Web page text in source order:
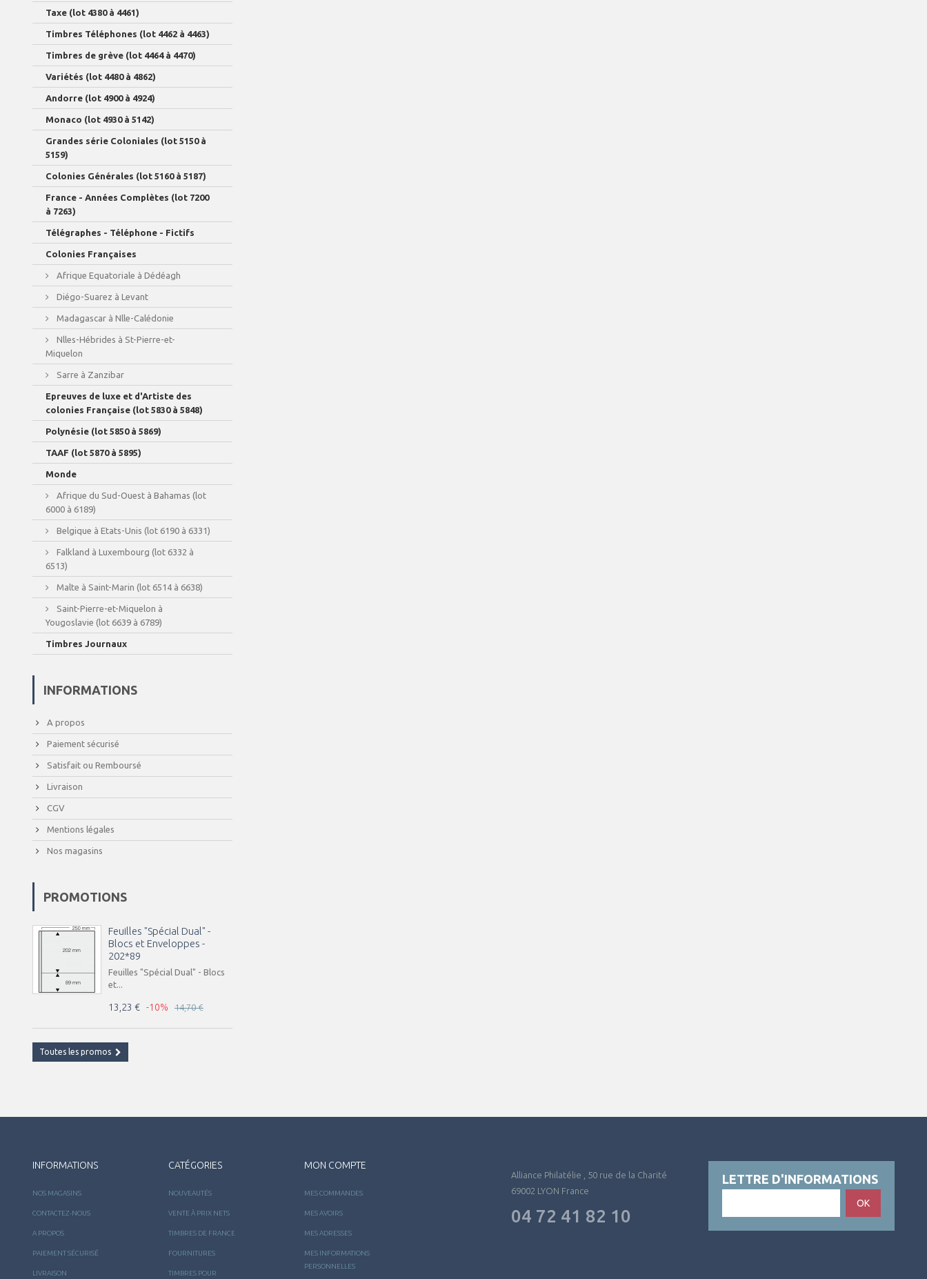
Taxe (lot 4380 à 4461)
Timbres Téléphones (lot 4462 à 4463)
Timbres de grève (lot 4464 à 4470)
Variétés (lot 4480 à 4862)
Andorre (lot 4900 à 4924)
Monaco (lot 4930 à 5142)
Grandes série Coloniales (lot 5150 à
5159)
Colonies Générales (lot 5160 à 5187)
France - Années Complètes (lot 7200
à 7263)
Télégraphes - Téléphone - Fictifs
Colonies Françaises
Afrique Equatoriale à Dédéagh
Diégo-Suarez à Levant
Madagascar à Nlle-Calédonie
Nlles-Hébrides à St-Pierre-et-
Miquelon
Sarre à Zanzibar
Epreuves de luxe et d'Artiste des
colonies Française (lot 5830 à 5848)
Polynésie (lot 5850 à 5869)
TAAF (lot 5870 à 5895)
Monde
Afrique du Sud-Ouest à Bahamas (lot
6000 à 6189)
Belgique à Etats-Unis (lot 6190 à 6331)
Falkland à Luxembourg (lot 6332 à
6513)
Malte à Saint-Marin (lot 6514 à 6638)
Saint-Pierre-et-Miquelon à
Yougoslavie (lot 6639 à 6789)
Timbres Journaux
INFORMATIONS
A propos
Paiement sécurisé
Satisfait ou Remboursé
Livraison
CGV
Mentions légales
Nos magasins
PROMOTIONS
Feuilles "Spécial Dual" -
Blocs et Enveloppes -
202*89
Feuilles "Spécial Dual" - Blocs
et...
13,23 € -10% 14,70 €
Toutes les promos
INFORMATIONS
NOS MAGASINS
CONTACTEZ-NOUS
A PROPOS
PAIEMENT SÉCURISÉ
LIVRAISON
CATÉGORIES
NOUVEAUTÉS
VENTE À PRIX NETS
TIMBRES DE FRANCE
FOURNITURES
TIMBRES POUR
MON COMPTE
MES COMMANDES
MES AVOIRS
MES ADRESSES
MES INFORMATIONS
PERSONNELLES
LETTRE D'INFORMATIONS
OK
Alliance Philatélie , 50 rue de la Charité
69002 LYON France
04 72 41 82 10